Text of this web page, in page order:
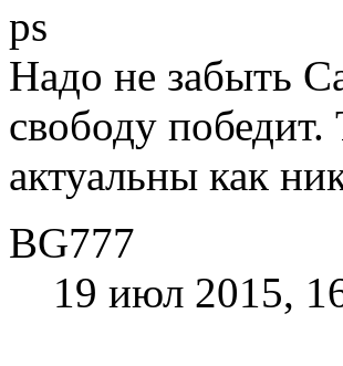
ps
Надо не забыть
свободу
актуальны как
BG777
19 июл 2015,